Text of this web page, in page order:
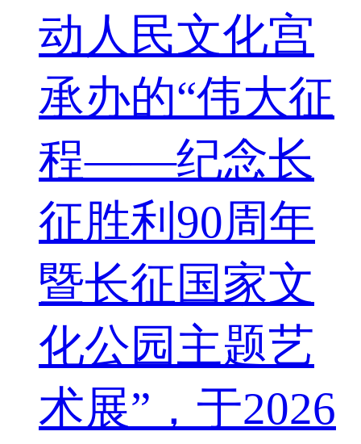
动人民文化宫
承办的“伟大征
程——纪念长
征胜利90周年
暨长征国家文
化公园主题艺
术展”，于2026